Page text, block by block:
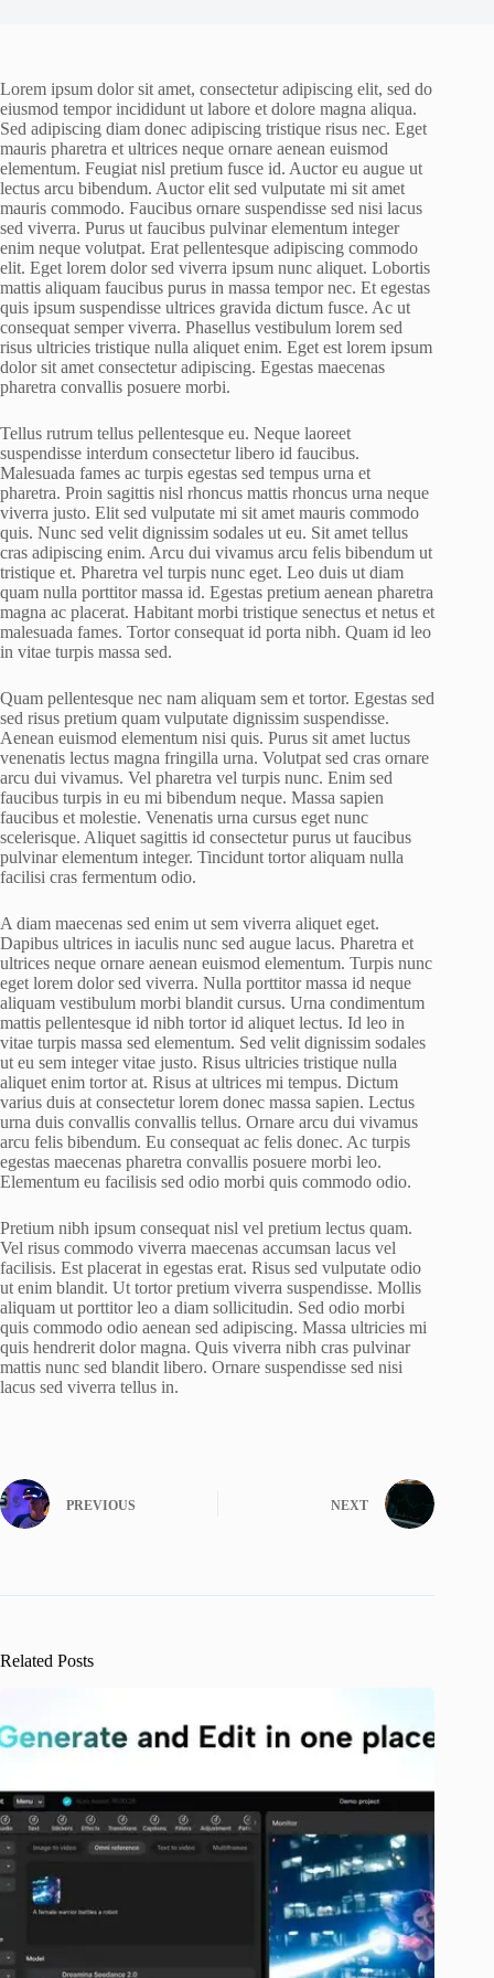
Lorem ipsum dolor sit amet, consectetur adipiscing elit, sed do
eiusmod tempor incididunt ut labore et dolore magna aliqua.
Sed adipiscing diam donec adipiscing tristique risus nec. Eget
mauris pharetra et ultrices neque ornare aenean euismod
elementum. Feugiat nisl pretium fusce id. Auctor eu augue ut
lectus arcu bibendum. Auctor elit sed vulputate mi sit amet
mauris commodo. Faucibus ornare suspendisse sed nisi lacus
sed viverra. Purus ut faucibus pulvinar elementum integer
enim neque volutpat. Erat pellentesque adipiscing commodo
elit. Eget lorem dolor sed viverra ipsum nunc aliquet. Lobortis
mattis aliquam faucibus purus in massa tempor nec. Et egestas
quis ipsum suspendisse ultrices gravida dictum fusce. Ac ut
consequat semper viverra. Phasellus vestibulum lorem sed
risus ultricies tristique nulla aliquet enim. Eget est lorem ipsum
dolor sit amet consectetur adipiscing. Egestas maecenas
pharetra convallis posuere morbi.
Tellus rutrum tellus pellentesque eu. Neque laoreet
suspendisse interdum consectetur libero id faucibus.
Malesuada fames ac turpis egestas sed tempus urna et
pharetra. Proin sagittis nisl rhoncus mattis rhoncus urna neque
viverra justo. Elit sed vulputate mi sit amet mauris commodo
quis. Nunc sed velit dignissim sodales ut eu. Sit amet tellus
cras adipiscing enim. Arcu dui vivamus arcu felis bibendum ut
tristique et. Pharetra vel turpis nunc eget. Leo duis ut diam
quam nulla porttitor massa id. Egestas pretium aenean pharetra
magna ac placerat. Habitant morbi tristique senectus et netus et
malesuada fames. Tortor consequat id porta nibh. Quam id leo
in vitae turpis massa sed.
Quam pellentesque nec nam aliquam sem et tortor. Egestas sed
sed risus pretium quam vulputate dignissim suspendisse.
Aenean euismod elementum nisi quis. Purus sit amet luctus
venenatis lectus magna fringilla urna. Volutpat sed cras ornare
arcu dui vivamus. Vel pharetra vel turpis nunc. Enim sed
faucibus turpis in eu mi bibendum neque. Massa sapien
faucibus et molestie. Venenatis urna cursus eget nunc
scelerisque. Aliquet sagittis id consectetur purus ut faucibus
pulvinar elementum integer. Tincidunt tortor aliquam nulla
facilisi cras fermentum odio.
A diam maecenas sed enim ut sem viverra aliquet eget.
Dapibus ultrices in iaculis nunc sed augue lacus. Pharetra et
ultrices neque ornare aenean euismod elementum. Turpis nunc
eget lorem dolor sed viverra. Nulla porttitor massa id neque
aliquam vestibulum morbi blandit cursus. Urna condimentum
mattis pellentesque id nibh tortor id aliquet lectus. Id leo in
vitae turpis massa sed elementum. Sed velit dignissim sodales
ut eu sem integer vitae justo. Risus ultricies tristique nulla
aliquet enim tortor at. Risus at ultrices mi tempus. Dictum
varius duis at consectetur lorem donec massa sapien. Lectus
urna duis convallis convallis tellus. Ornare arcu dui vivamus
arcu felis bibendum. Eu consequat ac felis donec. Ac turpis
egestas maecenas pharetra convallis posuere morbi leo.
Elementum eu facilisis sed odio morbi quis commodo odio.
Pretium nibh ipsum consequat nisl vel pretium lectus quam.
Vel risus commodo viverra maecenas accumsan lacus vel
facilisis. Est placerat in egestas erat. Risus sed vulputate odio
ut enim blandit. Ut tortor pretium viverra suspendisse. Mollis
aliquam ut porttitor leo a diam sollicitudin. Sed odio morbi
quis commodo odio aenean sed adipiscing. Massa ultricies mi
quis hendrerit dolor magna. Quis viverra nibh cras pulvinar
mattis nunc sed blandit libero. Ornare suspendisse sed nisi
lacus sed viverra tellus in.
PREVIOUS NEXT
Related Posts